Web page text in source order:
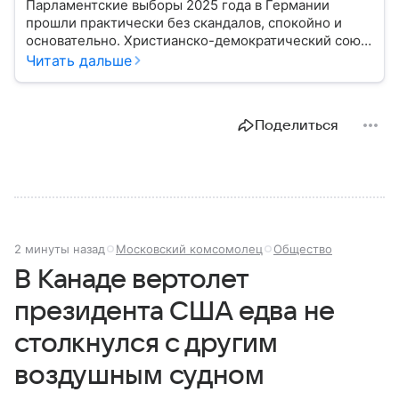
Парламентские выборы 2025 года в Германии
прошли практически без скандалов, спокойно и
основательно. Христианско-демократический союз
во главе с Фридрихом Мерцем получил 28,5%
Читать дальше
Поделиться
2 минуты назад Московский комсомолец Общество
В Канаде вертолет
президента США едва не
столкнулся с другим
воздушным судном